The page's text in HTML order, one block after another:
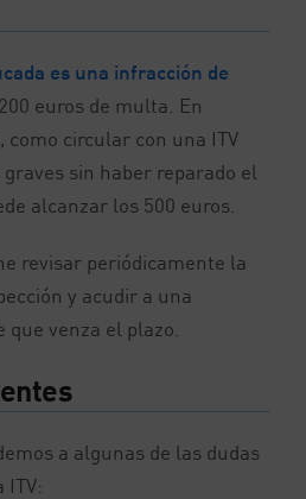
es una infracción de
euros de multa. En
como circular con una ITV
sin haber reparado el
alcanzar los 500 euros.
revisar periódicamente la
y acudir a una
que venza el plazo.
a algunas de las dudas
ITV: